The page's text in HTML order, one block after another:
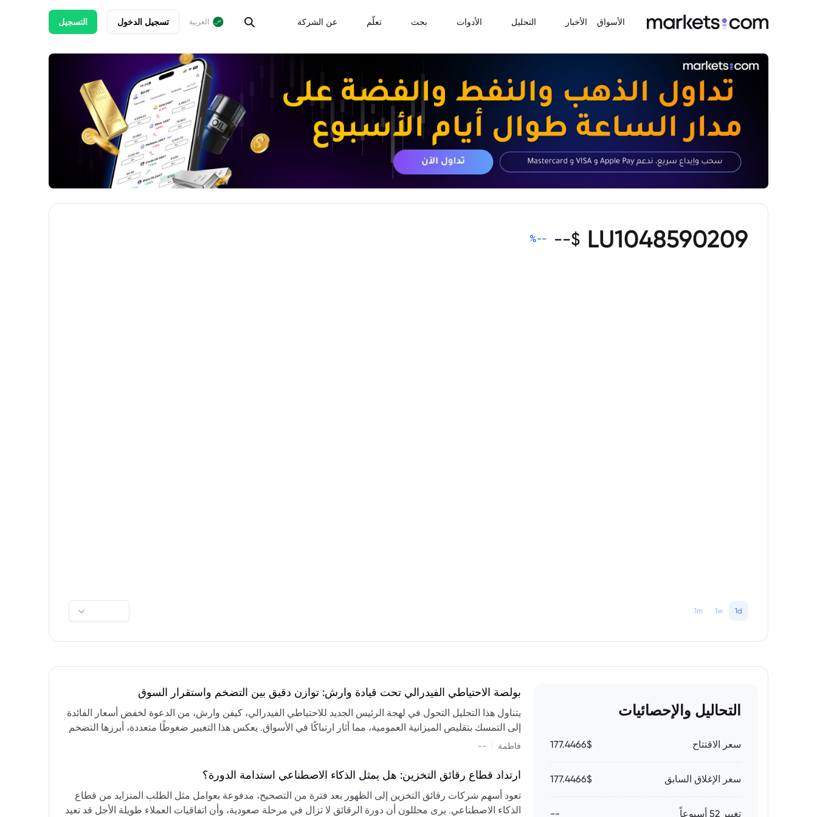
الأسواق الأخبار التحليل الأدوات بحث تعلّم عن الشركة العربية تسجيل الدخول التسجيل
LU1048590209
$
--
--
%
1d
1w
1m
التحاليل والإحصائيات
سعر الاقتتاح 177.4466$
سعر الإغلاق السابق 177.4466$
تغيير 52 أسبوعاً --
بولصة الاحتياطي الفيدرالي تحت قيادة وارش: توازن دقيق بين التضخم واستقرار السوق
يتناول هذا التحليل التحول في لهجة الرئيس الجديد للاحتياطي الفيدرالي، كيفن وارش، من الدعوة لخفض أسعار الفائدة
إلى التمسك بتقليص الميزانية العمومية، مما أثار ارتباكًا في الأسواق. يعكس هذا التغيير ضغوطًا متعددة، أبرزها التضخم
المستمر، والعجز المالي الكبير، والتوترات الجيوسياسية في الشرق الأوسط، التي تقيد خيارات خفض الفائدة أو خفض
وتجنب التدابير الاستفزازية التي قد تزعزع استقرار السوق.
فاطمة --
ارتداد قطاع رقائق التخزين: هل يمثل الذكاء الاصطناعي استدامة الدورة؟
تعود أسهم شركات رقائق التخزين إلى الظهور بعد فترة من التصحيح، مدفوعة بعوامل مثل الطلب المتزايد من قطاع
الذكاء الاصطناعي. يرى محللون أن دورة الرقائق لا تزال في مرحلة صعودية، وأن اتفاقيات العملاء طويلة الأجل قد تعيد